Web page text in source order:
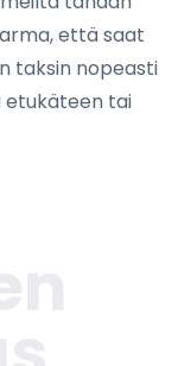
että saat
taksin nopeasti
etukäteen tai